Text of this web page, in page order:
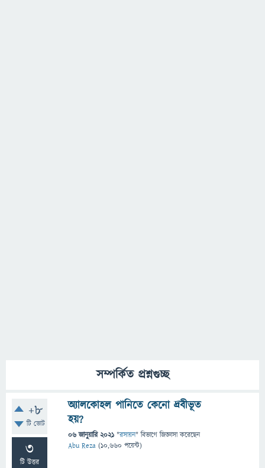
সম্পর্কিত প্রশ্নগুচ্ছ
+8
টি ভোট
3
টি উত্তর
অ্যালকোহল পানিতে কেনো দ্রবীভূত
হয়?
06 জানুয়ারি 2021 "রসায়ন" বিভাগে জিজ্ঞাসাকরেছেন
Abu Reza (10,660 পয়েন্ট)